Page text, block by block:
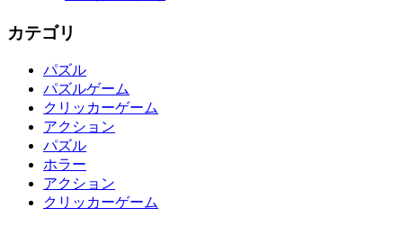
カテゴリ
パズル
パズルゲーム
クリッカーゲーム
アクション
パズル
ホラー
アクション
クリッカーゲーム